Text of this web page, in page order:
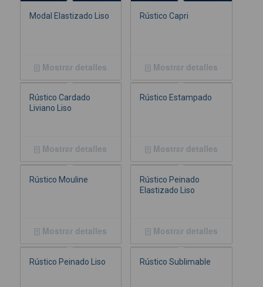
Modal Elastizado Liso
Mostrar detalles
Rústico Capri
Mostrar detalles
Rústico Cardado
Liviano Liso
Mostrar detalles
Rústico Estampado
Mostrar detalles
Rústico Mouline
Mostrar detalles
Rústico Peinado
Elastizado Liso
Mostrar detalles
Rústico Peinado Liso Rústico Sublimable